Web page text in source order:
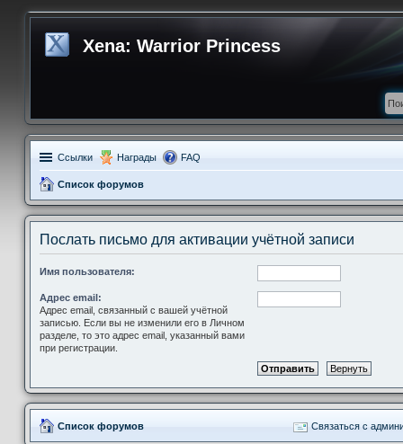
Xena: Warrior Princess
Ссылки Награды FAQ
Список форумов
Послать письмо для активации учётной записи
Имя пользователя:
Адрес email:
Адрес email, связанный с вашей учётной
записью. Если вы не изменили его в Личном
разделе, то это адрес email, указанный вами
при регистрации.
Список форумов Связаться с